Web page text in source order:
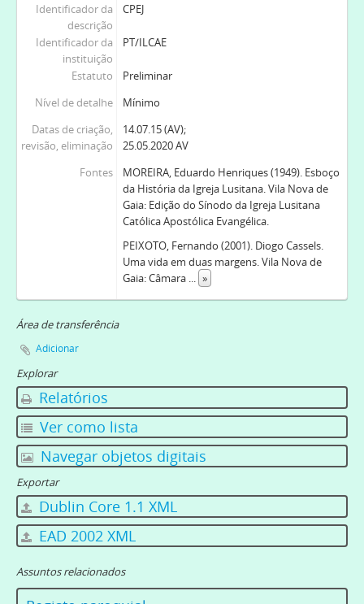
Identificador da
descrição
CPEJ
Identificador da
instituição
PT/ILCAE
Estatuto
Preliminar
Nível de detalhe
Mínimo
Datas de criação,
revisão, eliminação
14.07.15 (AV);
25.05.2020 AV
Fontes
MOREIRA, Eduardo Henriques (1949). Esboço
da História da Igreja Lusitana. Vila Nova de
Gaia: Edição do Sínodo da Igreja Lusitana
Católica Apostólica Evangélica.
PEIXOTO, Fernando (2001). Diogo Cassels.
Uma vida em duas margens. Vila Nova de
Gaia: Câmara
»
Área de transferência
Adicionar
Explorar
Relatórios
Ver como lista
Navegar objetos digitais
Exportar
Dublin Core 1.1 XML
EAD 2002 XML
Assuntos relacionados